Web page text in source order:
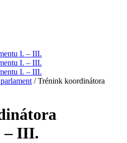
/ Trénink koordinátora
– III.